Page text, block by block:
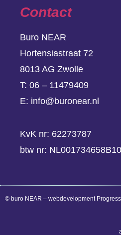
Contact
Buro NEAR
Hortensiastraat 72
8013 AG Zwolle
T: 06 – 11479409
E: info@buronear.nl
KvK nr: 62273787
btw nr: NL001734658B10
© buro NEAR – webdevelopment